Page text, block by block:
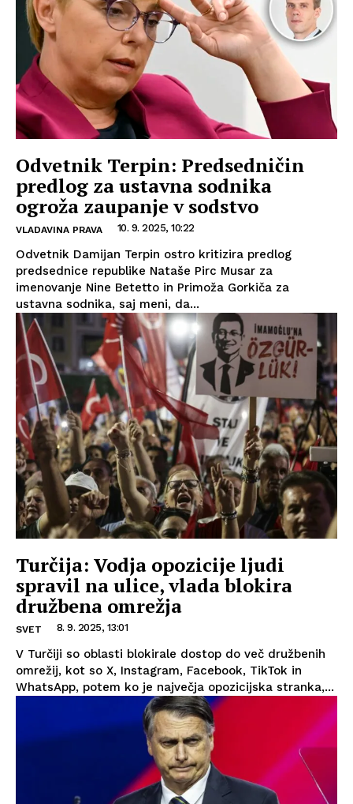
Odvetnik Terpin: Predsedničin
predlog za ustavna sodnika
ogroža zaupanje v sodstvo
VLADAVINA PRAVA 10. 9. 2025, 10:22
Odvetnik Damijan Terpin ostro kritizira predlog
predsednice republike Nataše Pirc Musar za
imenovanje Nine Betetto in Primoža Gorkiča za
ustavna sodnika, saj meni, da...
Turčija: Vodja opozicije ljudi
spravil na ulice, vlada blokira
družbena omrežja
SVET 8. 9. 2025, 13:01
V Turčiji so oblasti blokirale dostop do več družbenih
omrežij, kot so X, Instagram, Facebook, TikTok in
WhatsApp, potem ko je največja opozicijska stranka,...